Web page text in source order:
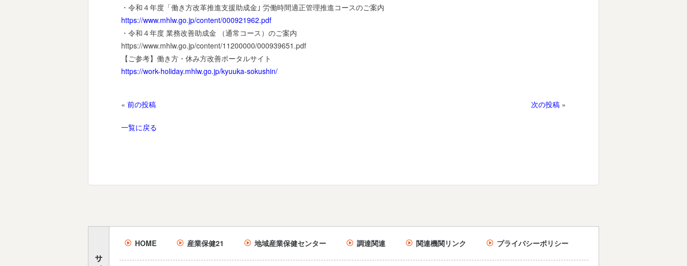
・令和４年度「働き方改革推進支援助成金｣ 労働時間適正管理推進コースのご案内
https://www.mhlw.go.jp/content/000921962.pdf
・令和４年度 業務改善助成金 （通常コース）のご案内
https://www.mhlw.go.jp/content/11200000/000939651.pdf
【ご参考】働き方・休み方改善ポータルサイト
https://work-holiday.mhlw.go.jp/kyuuka-sokushin/
« 前の投稿 次の投稿 »
一覧に戻る
HOME 産業保健21 地域産業保健センター 調達関連 関連機関リンク プライバシーポリシー